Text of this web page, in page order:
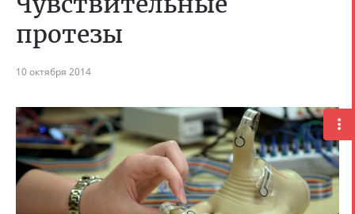
протезы
10 октября 2014